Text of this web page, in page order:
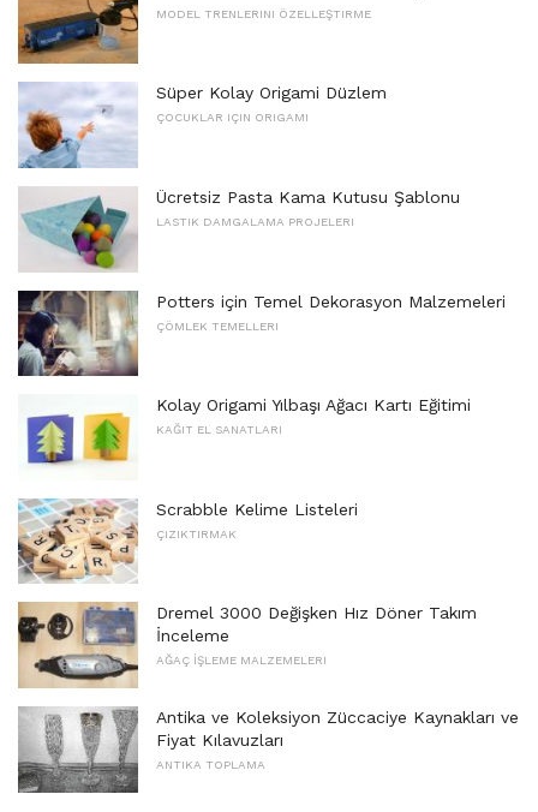
MODEL TRENLERINI ÖZELLEŞTIRME
Süper Kolay Origami Düzlem
ÇOCUKLAR IÇIN ORIGAMI
Ücretsiz Pasta Kama Kutusu Şablonu
LASTIK DAMGALAMA PROJELERI
Potters için Temel Dekorasyon Malzemeleri
ÇÖMLEK TEMELLERI
Kolay Origami Yılbaşı Ağacı Kartı Eğitimi
KAĞIT EL SANATLARI
Scrabble Kelime Listeleri
ÇIZIKTIRMAK
Dremel 3000 Değişken Hız Döner Takım
İnceleme
AĞAÇ İŞLEME MALZEMELERI
Antika ve Koleksiyon Züccaciye Kaynakları ve
Fiyat Kılavuzları
ANTIKA TOPLAMA